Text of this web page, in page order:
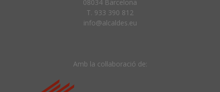
08034 Barcelona
T. 933 390 812
info@alcaldes.eu
Amb la col·laboració de: